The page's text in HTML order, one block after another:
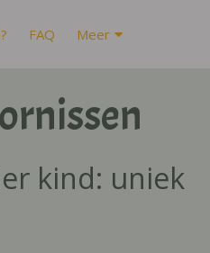
FAQ Meer
kind: uniek